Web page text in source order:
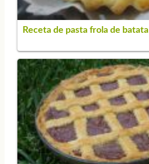
Receta de pasta frola de batata